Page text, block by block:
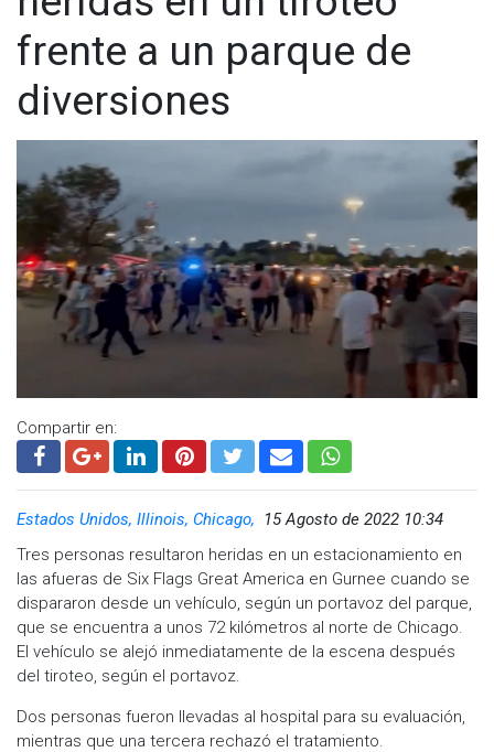
frente a un parque de
diversiones
Compartir en:
Estados Unidos, Illinois, Chicago,
15 Agosto de 2022 10:34
Tres personas resultaron heridas en un estacionamiento en
las afueras de Six Flags Great America en Gurnee cuando se
dispararon desde un vehículo, según un portavoz del parque,
que se encuentra a unos 72 kilómetros al norte de Chicago.
El vehículo se alejó inmediatamente de la escena después
del tiroteo, según el portavoz.
Dos personas fueron llevadas al hospital para su evaluación,
mientras que una tercera rechazó el tratamiento.